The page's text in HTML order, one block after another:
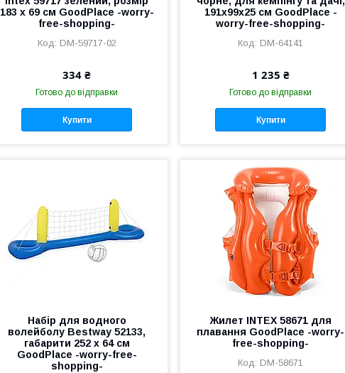
183 х 69 см GoodPlace -worry-
free-shopping-
DM-59717-02
334 ₴
Готово до відправки
Купити
191х99х25 см GoodPlace -
worry-free-shopping-
DM-64141
1 235 ₴
Готово до відправки
Купити
Набір для водного
волейболу Bestway 52133,
габарити 252 x 64 см
GoodPlace -worry-free-
shopping-
Жилет INTEX 58671 для
плавання GoodPlace -worry-
free-shopping-
DM-58671